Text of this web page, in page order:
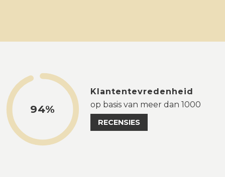
94%
Klantentevredenheid
op basis van meer dan 1000
RECENSIES